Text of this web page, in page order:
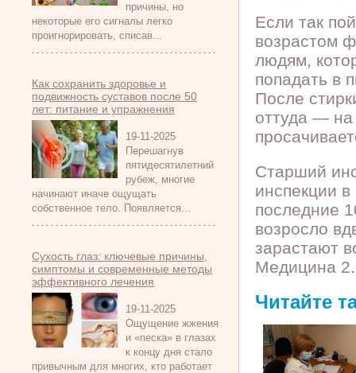
причины, но
некоторые его сигналы легко
проигнорировать, списав...
Как сохранить здоровье и
подвижность суставов после 50
лет: питание и упражнения
19-11-2025
Перешагнув
пятидесятилетний
рубеж, многие
начинают иначе ощущать
собственное тело. Появляется...
Сухость глаз: ключевые причины,
симптомы и современные методы
эффективного лечения
19-11-2025
Ощущение жжения
и «песка» в глазах
к концу дня стало
привычным для многих, кто работает
Если так
возрастом
людям,
попадать в
После
оттуда — на
Старший
инспекции
последние
возросло
зарастают
Медицина
Читайте